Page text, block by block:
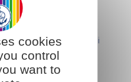
tramite il sistema Paypal,
di credito e i sistemi di
cookies
control
want to